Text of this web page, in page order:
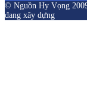
© Nguồn Hy Vọng
đang xây dựng